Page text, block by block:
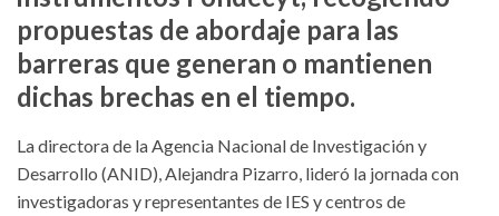
propuestas de abordaje para las
barreras que generan o mantienen
dichas brechas en el tiempo.
La directora de la Agencia Nacional de Investigación y
Desarrollo (ANID), Alejandra Pizarro, lideró la jornada con
investigadoras y representantes de IES y centros de